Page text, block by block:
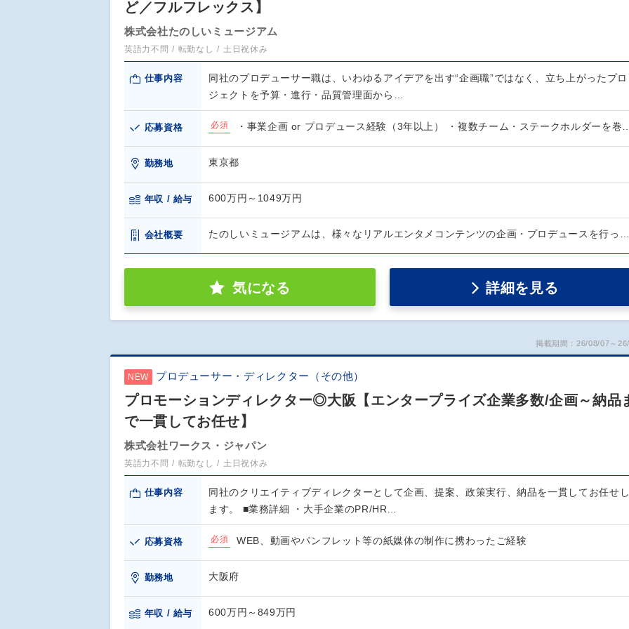
ど／フルフレックス】
株式会社たのしいミュージアム
英語力不問 転勤なし 土日祝休み
仕事内容
同社のプロデューサー職は、いわゆるアイデアを出す“企画職”ではなく、立ち上がったプロ
ジェクトを予算・進行・品質管理面から…
応募資格 必須 ・事業企画 or プロデュース経験（3年以上） ・複数チーム・ステークホルダーを巻
勤務地 東京都
年収 / 給与 600万円～1049万円
会社概要 たのしいミュージアムは、様々なリアルエンタメコンテンツの企画・プロデュースを行っ
気になる 詳細を見る
掲載期間：26/08/07～
NEW プロデューサー・ディレクター（その他）
プロモーションディレクター◎大阪【エンタープライズ企業多数/企画～納品
で一貫してお任せ】
株式会社ワークス・ジャパン
英語力不問 転勤なし 土日祝休み
仕事内容
同社のクリエイティブディレクターとして企画、提案、政策実行、納品を一貫してお任せ
ます。 ■業務詳細 ・大手企業のPR/HR…
応募資格 必須 WEB、動画やパンフレット等の紙媒体の制作に携わったご経験
勤務地 大阪府
年収 / 給与 600万円～849万円